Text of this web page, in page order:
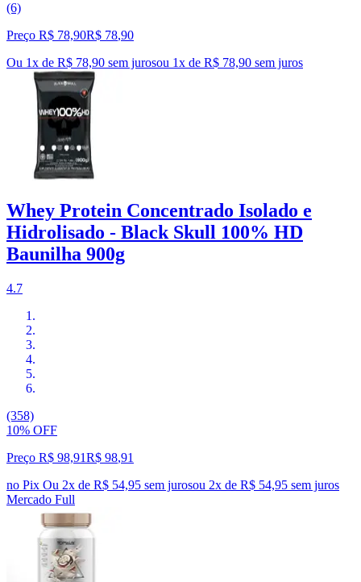
(6)
Preço R$ 78,90R$ 78,90
Ou 1x de R$ 78,90 sem jurosou 1x de R$ 78,90 sem juros
Whey Protein Concentrado Isolado e
Hidrolisado - Black Skull 100% HD
Baunilha 900g
4.7
(358)
10% OFF
Preço R$ 98,91R$ 98,91
no Pix Ou 2x de R$ 54,95 sem jurosou 2x de R$ 54,95 sem juros
Mercado Full